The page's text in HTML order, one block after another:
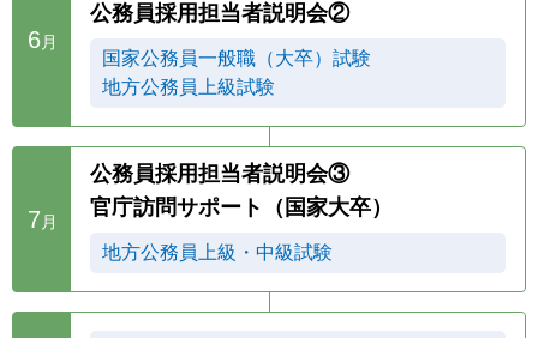
6月
公務員採用担当者説明会②
国家公務員一般職（大卒）試験
地方公務員上級試験
7 月
公務員採用担当者説明会③
官庁訪問サポート（国家大卒）
地方公務員上級・中級試験